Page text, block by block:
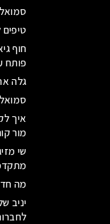
טיפים
פותח
גלה
מור
מה
יניב